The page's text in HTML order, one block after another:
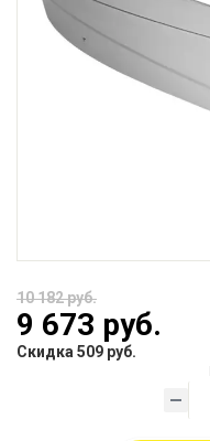
10 182 руб.
9 673 руб.
Скидка 509 руб.